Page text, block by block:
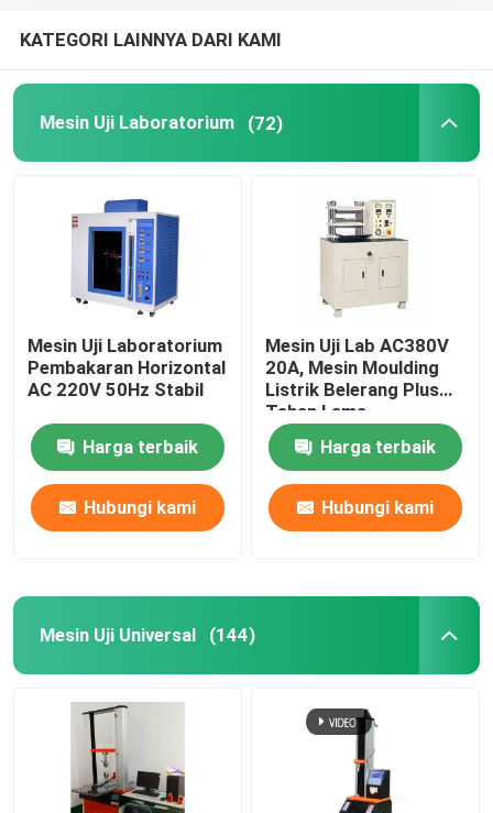
Peralatan Pengujian Masker
Penguji kereta dorong
Pendingin Udara Pabrik
Pendingin Udara Gudang Anggur
Pendingin Udara Konversi Frekuensi
KATEGORI LAINNYA DARI KAMI
Mesin Uji Laboratorium (72)
Mesin Uji Laboratorium
Pembakaran Horizontal
AC 220V 50Hz Stabil
Harga terbaik
Hubungi kami
Mesin Uji Lab AC380V
20A, Mesin Moulding
Listrik Belerang Plus
Tahan Lama
Harga terbaik
Hubungi kami
Mesin Uji Universal (144)